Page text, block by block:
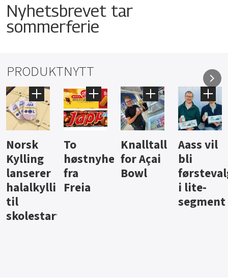
Nyhetsbrevet tar
sommerferie
PRODUKTNYTT
Knalltall
for Açai
Bowl
Aass vil
bli
førstevalg
i lite-
Brus og
jus fra
Berentsen
Hard
iste fra
Hansa